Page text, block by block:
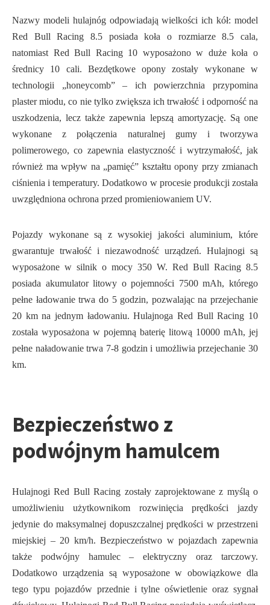
Nazwy modeli hulajnóg odpowiadają wielkości ich kół: model
Red Bull Racing 8.5 posiada koła o rozmiarze 8.5 cala,
natomiast Red Bull Racing 10 wyposażono w duże koła o
średnicy 10 cali. Bezdętkowe opony zostały wykonane w
technologii „honeycomb” – ich powierzchnia przypomina
plaster miodu, co nie tylko zwiększa ich trwałość i odporność na
uszkodzenia, lecz także zapewnia lepszą amortyzację. Są one
wykonane z połączenia naturalnej gumy i tworzywa
polimerowego, co zapewnia elastyczność i wytrzymałość, jak
również ma wpływ na „pamięć” kształtu opony przy zmianach
ciśnienia i temperatury. Dodatkowo w procesie produkcji została
uwzględniona ochrona przed promieniowaniem UV.
Pojazdy wykonane są z wysokiej jakości aluminium, które
gwarantuje trwałość i niezawodność urządzeń. Hulajnogi są
wyposażone w silnik o mocy 350 W. Red Bull Racing 8.5
posiada akumulator litowy o pojemności 7500 mAh, którego
pełne ładowanie trwa do 5 godzin, pozwalając na przejechanie
20 km na jednym ładowaniu. Hulajnoga Red Bull Racing 10
została wyposażona w pojemną baterię litową 10000 mAh, jej
pełne naładowanie trwa 7-8 godzin i umożliwia przejechanie 30
km.
Bezpieczeństwo z
podwójnym hamulcem
Hulajnogi Red Bull Racing zostały zaprojektowane z myślą o
umożliwieniu użytkownikom rozwinięcia prędkości jazdy
jedynie do maksymalnej dopuszczalnej prędkości w przestrzeni
miejskiej – 20 km/h. Bezpieczeństwo w pojazdach zapewnia
także podwójny hamulec – elektryczny oraz tarczowy.
Dodatkowo urządzenia są wyposażone w obowiązkowe dla
tego typu pojazdów przednie i tylne oświetlenie oraz sygnał